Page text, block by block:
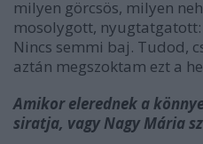
milyen görcsös, milyen
mosolygott,
Nincs semmi baj. Tudod,
aztán megszoktam ezt a
Amikor elerednek a
siratja, vagy Nagy Mária